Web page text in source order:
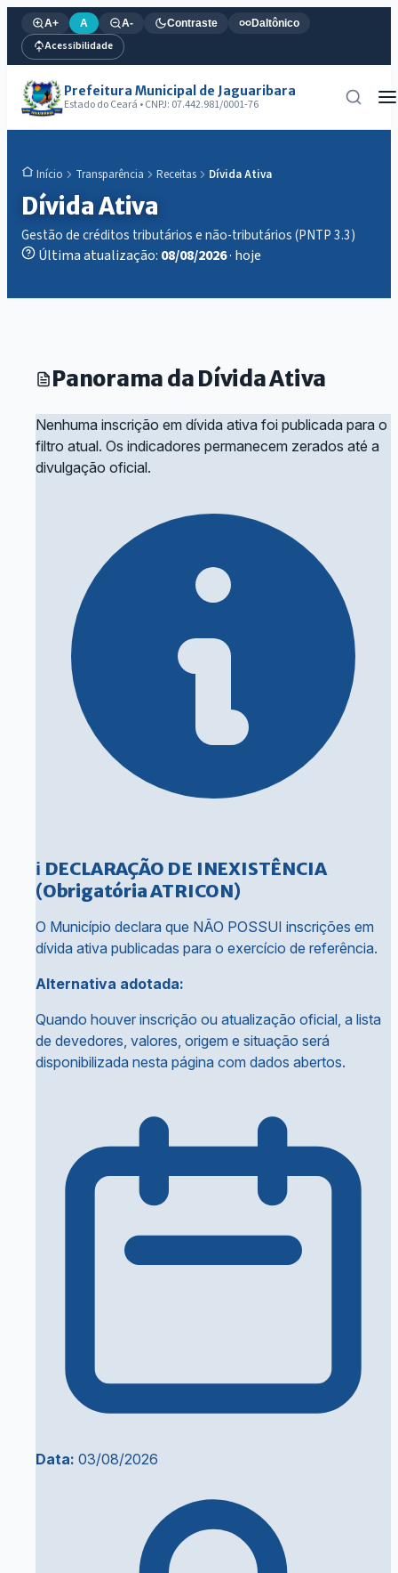
A+ A A- Contraste Daltônico
Acessibilidade
Prefeitura Municipal de Jaguaribara
Estado do Ceará • CNPJ: 07.442.981/0001-76
Início Transparência Receitas Dívida Ativa
Dívida Ativa
Gestão de créditos tributários e não-tributários (PNTP 3.3)
Última atualização: 08/08/2026· hoje
Panorama da Dívida Ativa
Nenhuma inscrição em dívida ativa foi publicada para o
filtro atual. Os indicadores permanecem zerados até a
divulgação oficial.
ℹ️ DECLARAÇÃO DE INEXISTÊNCIA
(Obrigatória ATRICON)
O Município declara que NÃO POSSUI inscrições em
dívida ativa publicadas para o exercício de referência.
Alternativa adotada:
Quando houver inscrição ou atualização oficial, a lista
de devedores, valores, origem e situação será
disponibilizada nesta página com dados abertos.
Data: 03/08/2026